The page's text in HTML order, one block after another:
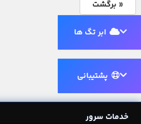
« برگشت
ابر تگ ها
پشتیبانی
خدمات سرور